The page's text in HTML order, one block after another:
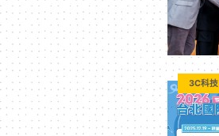
戲
｜
動
3C科技